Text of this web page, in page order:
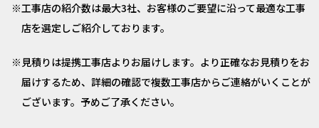
工事店の紹介数は最大3社、お客様のご要望に沿って最適な工事
店を選定しご紹介しております。
見積りは提携工事店よりお届けします。より正確なお見積りをお
届けするため、詳細の確認で複数工事店からご連絡がいくことが
ございます。予めご了承ください。